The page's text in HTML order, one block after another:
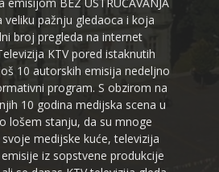
emisijom BEZ USTRUČAVANJA
veliku pažnju gledaoca i koja
broj pregleda na internet
KTV pored istaknutih
10 autorskih emisija nedeljno
program. S obzirom na
10 godina medijska scena u
lošem stanju, da su mnoge
medijske kuće, televizija
iz sopstvene produkcije